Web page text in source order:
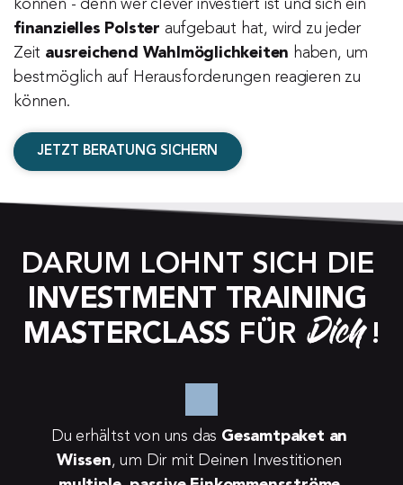
finanzielles Polster aufgebaut hat, wird zu jeder
Zeit ausreichend Wahlmöglichkeiten haben, um
bestmöglich auf Herausforderungen reagieren zu
können.
JETZT BERATUNG SICHERN
INVESTMENT TRAINING
MASTERCLASS FÜR Dich !
Du erhältst von uns das Gesamtpaket an
Wissen